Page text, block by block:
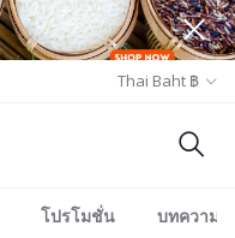
Thai Baht ฿
โปรโมชั่น บทความ/